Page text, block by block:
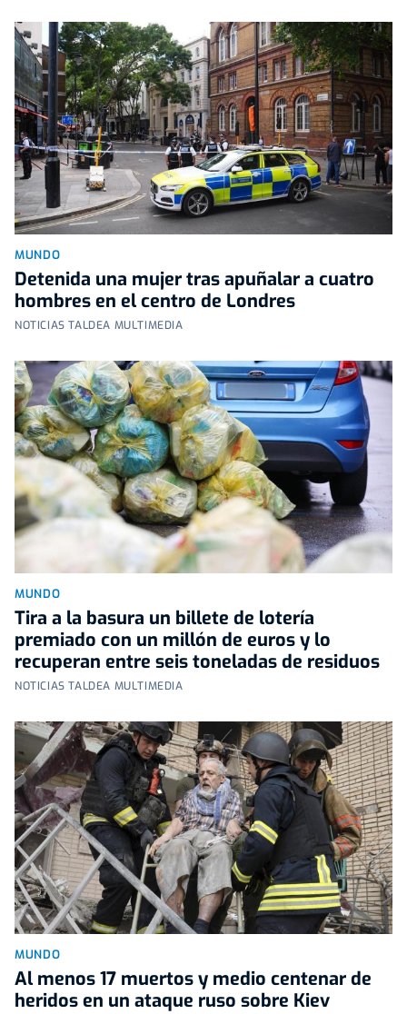
MUNDO
Detenida una mujer tras apuñalar a cuatro
hombres en el centro de Londres
NOTICIAS TALDEA MULTIMEDIA
MUNDO
Tira a la basura un billete de lotería
premiado con un millón de euros y lo
recuperan entre seis toneladas de residuos
NOTICIAS TALDEA MULTIMEDIA
MUNDO
Al menos 17 muertos y medio centenar de
heridos en un ataque ruso sobre Kiev